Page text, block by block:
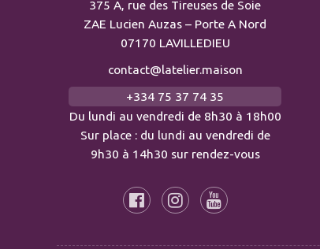
375 A, rue des Tireuses de Soie
ZAE Lucien Auzas – Porte A Nord
07170 LAVILLEDIEU
contact@latelier.maison
+334 75 37 74 35
Du lundi au vendredi de 8h30 à 18h00
Sur place : du lundi au vendredi de
9h30 à 14h30 sur rendez-vous